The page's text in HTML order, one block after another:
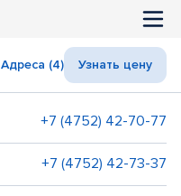
Адреса (4) Узнать цену
+7 (4752) 42-70-77
+7 (4752) 42-73-37